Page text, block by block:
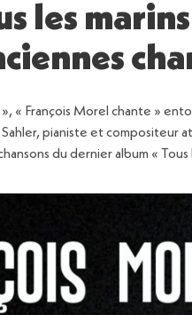
les
« François Morel chante »
pianiste et compositeur
du dernier album «